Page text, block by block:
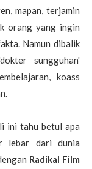
mapan, terjamin
orang yang ingin
Namun dibalik
sungguhan'
koass
ini tahu betul apa
lebar dari dunia
Radikal Film